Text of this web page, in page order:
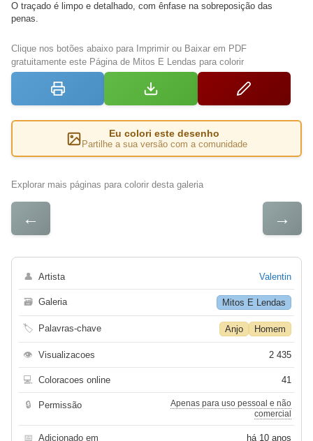
O traçado é limpo e detalhado, com ênfase na sobreposição das
penas.
Clique nos botões abaixo para Imprimir ou Baixar em PDF
gratuitamente este Página de Mitos E Lendas para colorir
Eu colori este desenho
Partilhe a sua versão com a comunidade
Explorar mais páginas para colorir desta galeria
← →
👤 Artista Valentin
🗃 Galeria Mitos E Lendas
🏷 Palavras-chave Anjo Homem
👁 Visualizacoes 2 435
💻 Coloracoes online 41
🔒 Permissão
Apenas para uso pessoal e não
comercial
📅 Adicionado em há 10 anos